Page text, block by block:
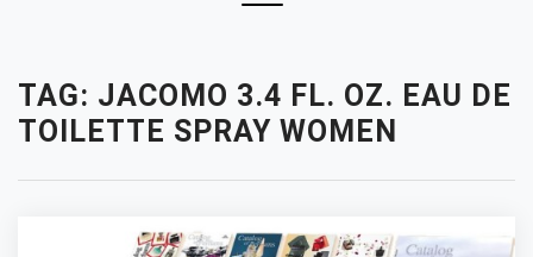
TAG: JACOMO 3.4 FL. OZ. EAU DE
TOILETTE SPRAY WOMEN